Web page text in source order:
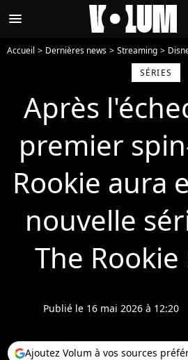
menu
Accueil Dernières news Streaming
SÉRIES
Après
premier
Rookie aura
nouvelle
The
Publié le 16 mai 2026 à 12:20
Ajoutez Volum à vos sources